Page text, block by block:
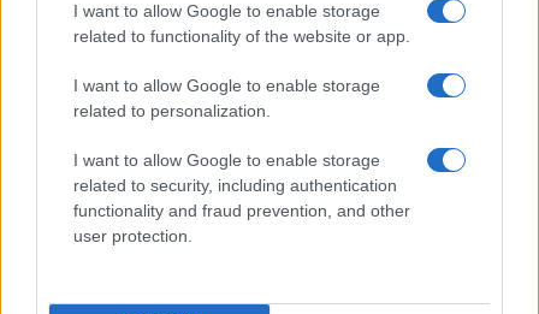
I want to allow Google to enable storage
related to functionality of the website or app.
I want to allow Google to enable storage
related to personalization.
I want to allow Google to enable storage
related to security, including authentication
functionality and fraud prevention, and other
user protection.
Continua a leggere
NEWS